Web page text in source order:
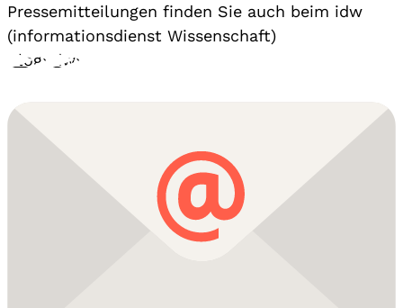
Pressemitteilungen finden Sie auch beim idw
(informationsdienst Wissenschaft)
Blog› idw›